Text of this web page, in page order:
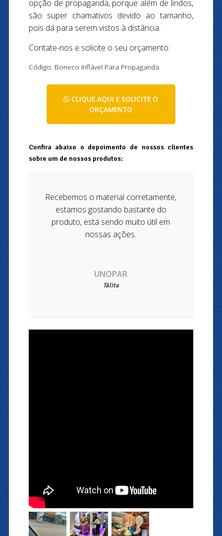
opção de propaganda, porque além de lindos,
são super chamativos devido ao tamanho,
pois dá para serem vistos à distância.
Contate-nos e solicite o seu orçamento:
Código: Boneco Inflável Para Propaganda
CLIQUE AQUI E SOLICITE O
ORÇAMENTO
Confira abaixo o depoimento de nossos clientes
sobre um de nossos produtos:
Recebemos o material corretamente,
estamos gostando bastante do
produto, está sendo muito útil em
nossas ações.
UNOPAR
Tálita